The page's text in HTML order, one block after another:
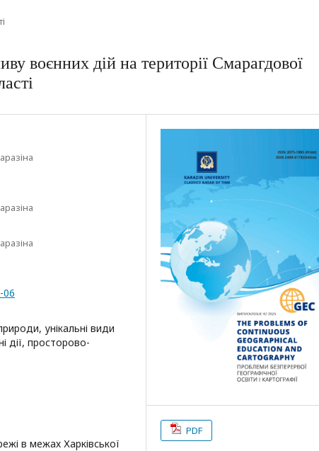
воєнних дій на території Смарагдової
06
унікальні види
дії, просторово-
в межах Харківської
PDF